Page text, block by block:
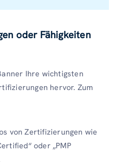
oder Fähigkeiten
Ihre wichtigsten
hervor. Zum
von Zertifizierungen wie
oder „PMP